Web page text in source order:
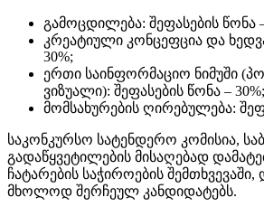
გამოცდილება: შეფასების წონა
კრეატიული კონცეფცია და
30%;
ერთი საინფორმაციო ნიმუში
ვიზუალი): შეფასების წონა – 30%;
მომსახურების ღირებულება:
საკონკურსო სატენდერო კომისია,
გადაწყვეტილების მისაღებად
ჩატარების საჭიროების შემთხვევაში,
მხოლოდ შერჩეულ კანდიდატებს.